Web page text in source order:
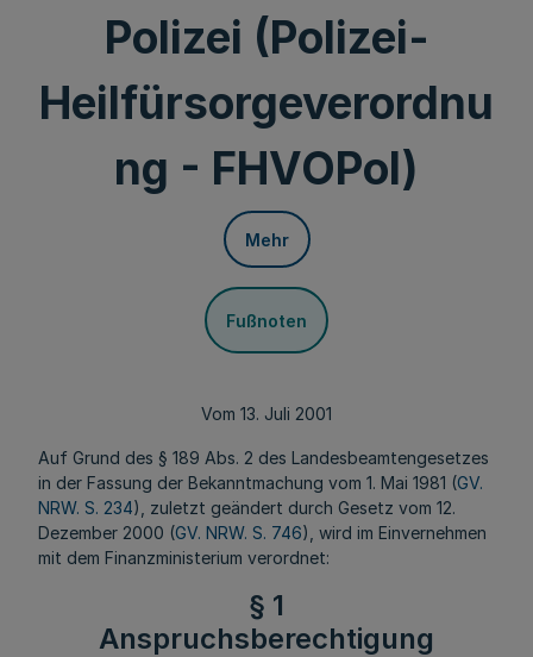
Polizei (Polizei-
Heilfürsorgeverordnu
ng - FHVOPol)
Mehr
Fußnoten
Vom 13. Juli 2001
Auf Grund des § 189 Abs. 2 des Landesbeamtengesetzes
in der Fassung der Bekanntmachung vom 1. Mai 1981 (GV.
NRW. S. 234), zuletzt geändert durch Gesetz vom 12.
Dezember 2000 (GV. NRW. S. 746), wird im Einvernehmen
mit dem Finanzministerium verordnet:
§ 1
Anspruchsberechtigung